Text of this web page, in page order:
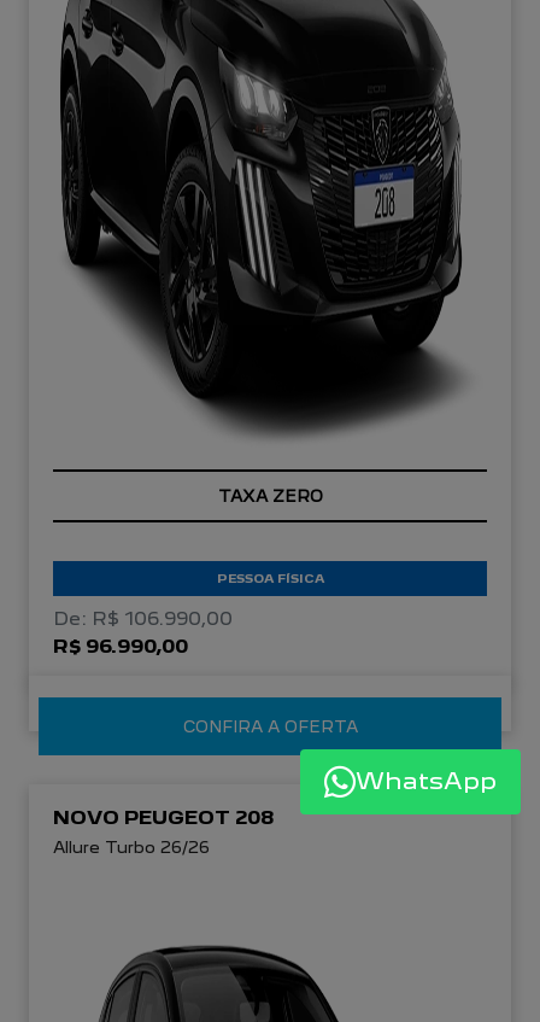
TAXA ZERO
PESSOA FÍSICA
De: R$ 106.990,00
R$ 96.990,00
CONFIRA A OFERTA
NOVO PEUGEOT 208
Allure Turbo 26/26
WhatsApp